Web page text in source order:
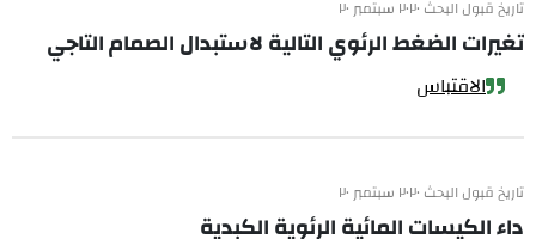
تاريخ قبول البحث ٢٠٢٠ سبتمبر ٢٠
تغيرات الضغط الرئوي التالية لاستبدال الصمام التاجي
الاقتباس
تاريخ قبول البحث ٢٠٢٠ سبتمبر ٢٠
داء الكيسات المائية الرئوية الكبدية